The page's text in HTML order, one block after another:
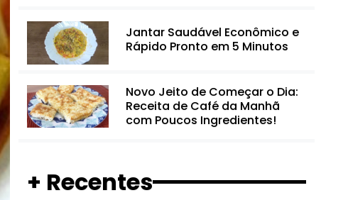
Jantar Saudável Econômico e
Rápido Pronto em 5 Minutos
Novo Jeito de Começar o Dia:
Receita de Café da Manhã
com Poucos Ingredientes!
+ Recentes